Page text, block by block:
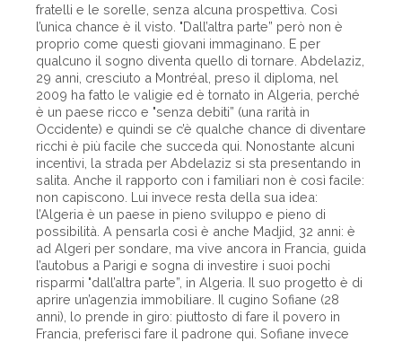
fratelli e le sorelle, senza alcuna prospettiva. Così
l’unica chance è il visto. "Dall’altra parte” però non è
proprio come questi giovani immaginano. E per
qualcuno il sogno diventa quello di tornare. Abdelaziz,
29 anni, cresciuto a Montréal, preso il diploma, nel
2009 ha fatto le valigie ed è tornato in Algeria, perché
è un paese ricco e "senza debiti” (una rarità in
Occidente) e quindi se c’è qualche chance di diventare
ricchi è più facile che succeda qui. Nonostante alcuni
incentivi, la strada per Abdelaziz si sta presentando in
salita. Anche il rapporto con i familiari non è così facile:
non capiscono. Lui invece resta della sua idea:
l’Algeria è un paese in pieno sviluppo e pieno di
possibilità. A pensarla così è anche Madjid, 32 anni: è
ad Algeri per sondare, ma vive ancora in Francia, guida
l’autobus a Parigi e sogna di investire i suoi pochi
risparmi "dall’altra parte”, in Algeria. Il suo progetto è di
aprire un’agenzia immobiliare. Il cugino Sofiane (28
anni), lo prende in giro: piuttosto di fare il povero in
Francia, preferisci fare il padrone qui. Sofiane invece